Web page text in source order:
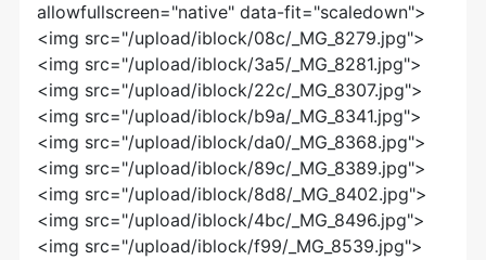
allowfullscreen="native" data-fit="scaledown">
<img src="/upload/iblock/08c/_MG_8279.jpg">
<img src="/upload/iblock/3a5/_MG_8281.jpg">
<img src="/upload/iblock/22c/_MG_8307.jpg">
<img src="/upload/iblock/b9a/_MG_8341.jpg">
<img src="/upload/iblock/da0/_MG_8368.jpg">
<img src="/upload/iblock/89c/_MG_8389.jpg">
<img src="/upload/iblock/8d8/_MG_8402.jpg">
<img src="/upload/iblock/4bc/_MG_8496.jpg">
<img src="/upload/iblock/f99/_MG_8539.jpg">